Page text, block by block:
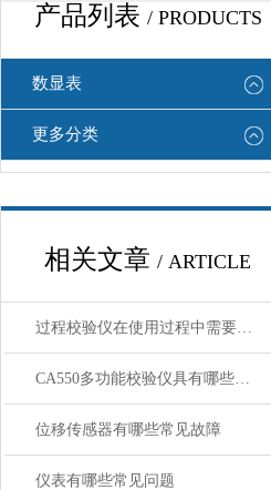
产品列表 / PRODUCTS
数显表
更多分类
相关文章 / ARTICLE
过程校验仪在使用过程中需要注意哪些安全问题
CA550多功能校验仪具有哪些特点呢？
位移传感器有哪些常见故障
仪表有哪些常见问题